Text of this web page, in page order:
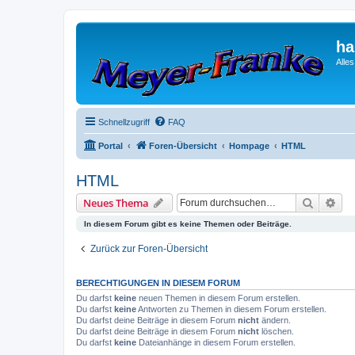
Schnellzugriff FAQ
Portal Foren-Übersicht Hompage HTML
HTML
Neues Thema Suche
In diesem Forum gibt es keine Themen oder Beiträge.
Zurück zur Foren-Übersicht
BERECHTIGUNGEN IN DIESEM FORUM
Du darfst keine neuen Themen in diesem Forum erstellen.
Du darfst keineAntworten zu Themen in diesem Forum erstellen.
Du darfst deine Beiträge in diesem Forum nicht ändern.
Du darfst deine Beiträge in diesem Forum nicht löschen.
Du darfst keine Dateianhänge in diesem Forum erstellen.